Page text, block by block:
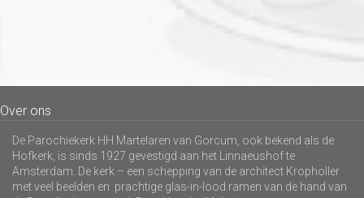
Over ons
De Parochiekerk HH Martelaren van Gorcum, ook bekend als de
Hofkerk, is sinds 1927 gevestigd aan het Linnaeushof te
Amsterdam. De kerk – een schepping van de architect Kropholler
met veel beelden en prachtige glas-in-lood ramen van de hand van